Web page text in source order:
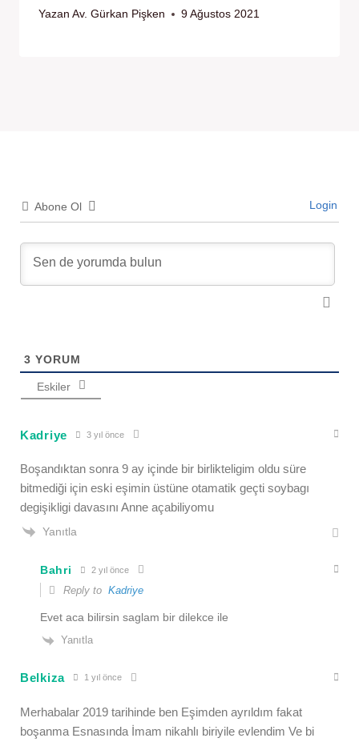
Yazan Av. Gürkan Pişken 9 Ağustos 2021
Abone Ol Login
3 YORUM
Eskiler
Kadriye 3 yıl önce
Boşandıktan sonra 9 ay içinde bir birlikteligim oldu süre
bitmediği için eski eşimin üstüne otamatik geçti soybagı
degişikligi davasını Anne açabiliyomu
Yanıtla
Bahri 2 yıl önce
Reply to Kadriye
Evet aca bilirsin saglam bir dilekce ile
Yanıtla
Belkiza 1 yıl önce
Merhabalar 2019 tarihinde ben Eşimden ayrıldım fakat
boşanma Esnasında İmam nikahlı biriyile evlendim Ve bi